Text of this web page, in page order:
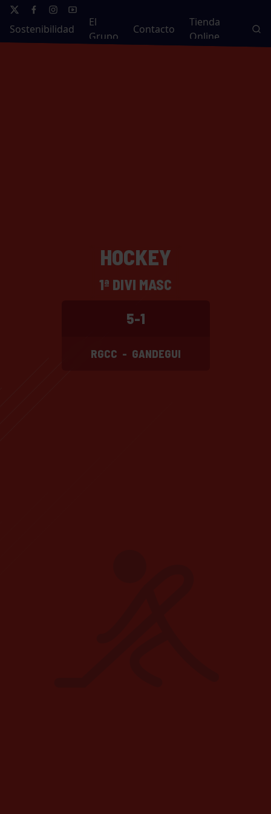
Sostenibilidad
El
Grupo
Contacto
Tienda
Online
HOCKEY
1ª DIVI MASC
5-1
RGCC - GANDEGUI